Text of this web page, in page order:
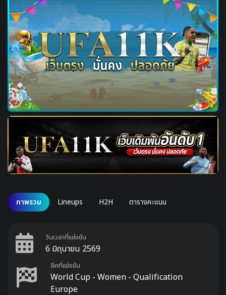
ภาพรวม Lineups H2H ตารางคะแนน
วันเวลาที่แข่งขัน
6 มิถุนายน 2569
ลีคที่แข่งขัน
World Cup - Women - Qualification
Europe